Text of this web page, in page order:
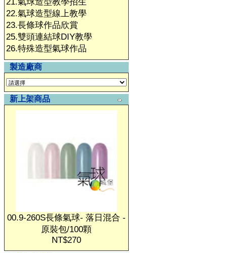
22.氣球造型線上教學
23.長條球作品欣賞
25.雙頭連結球DIY教學
26.特殊造型氣球作品
製造廠商
新上架商品
00.9-260S長條氣球- 落日混合 -
原裝包/100顆
NT$270